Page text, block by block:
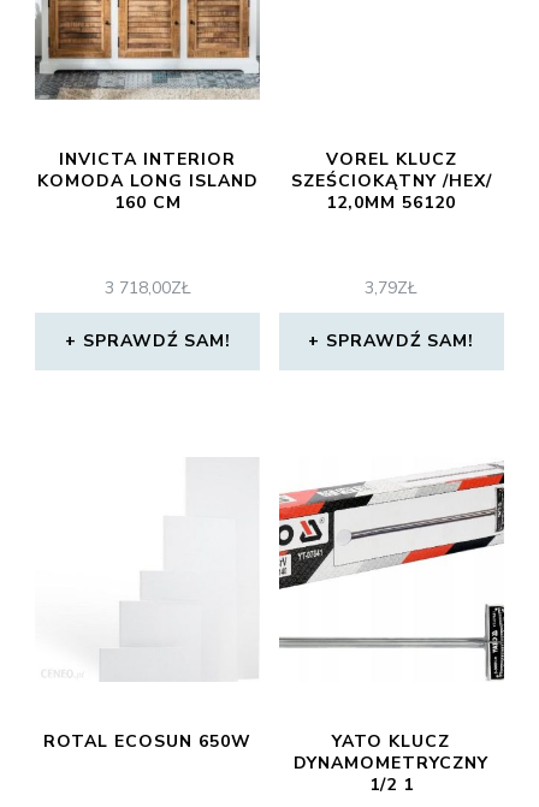
INVICTA INTERIOR
KOMODA LONG ISLAND
160 CM
3 718,00ZŁ
SPRAWDŹ SAM!
VOREL KLUCZ
SZEŚCIOKĄTNY /HEX/
12,0MM 56120
3,79ZŁ
SPRAWDŹ SAM!
ROTAL ECOSUN 650W
YATO KLUCZ
DYNAMOMETRYCZNY
1/2 1